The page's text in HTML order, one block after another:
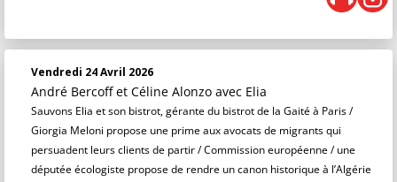
Vendredi 24 Avril 2026
André Bercoff et Céline Alonzo avec Elia
Sauvons Elia et son bistrot, gérante du bistrot de la Gaité à Paris /
Giorgia Meloni propose une prime aux avocats de migrants qui
persuadent leurs clients de partir / Commission européenne / une
députée écologiste propose de rendre un canon historique à l’Algérie